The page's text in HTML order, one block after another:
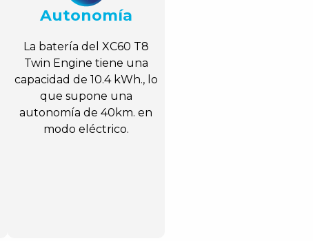
Autonomía
La batería del XC60 T8
Twin Engine tiene una
capacidad de 10.4 kWh., lo
que supone una
autonomía de 40km. en
modo eléctrico.